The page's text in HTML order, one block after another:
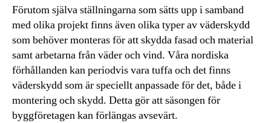
Förutom själva ställningarna som sätts upp i samband
med olika projekt finns även olika typer av väderskydd
som behöver monteras för att skydda fasad och material
samt arbetarna från väder och vind. Våra nordiska
förhållanden kan periodvis vara tuffa och det finns
väderskydd som är speciellt anpassade för det, både i
montering och skydd. Detta gör att säsongen för
byggföretagen kan förlängas avsevärt.